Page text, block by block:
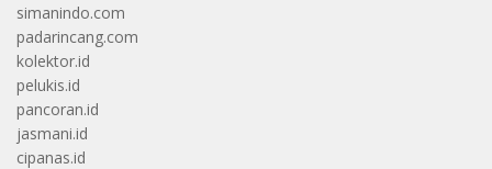
simanindo.com
padarincang.com
kolektor.id
pelukis.id
pancoran.id
jasmani.id
cipanas.id